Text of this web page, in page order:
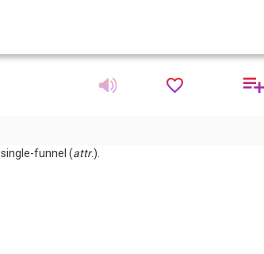
single-funnel (attr.).